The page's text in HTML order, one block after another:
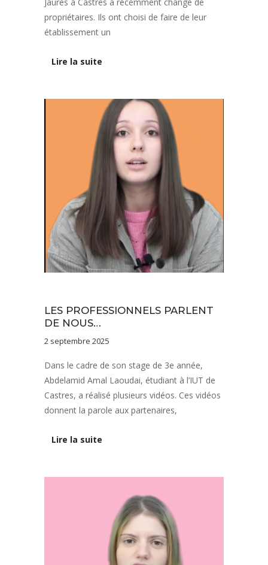
propriétaires. Ils ont choisi de faire de leur
établissement un
Lire la suite
LES PROFESSIONNELS PARLENT
DE NOUS…
2 septembre 2025
Dans le cadre de son stage de 3e année,
Abdelamid Amal Laoudai, étudiant à l’IUT de
Castres, a réalisé plusieurs vidéos. Ces vidéos
donnent la parole aux partenaires,
Lire la suite